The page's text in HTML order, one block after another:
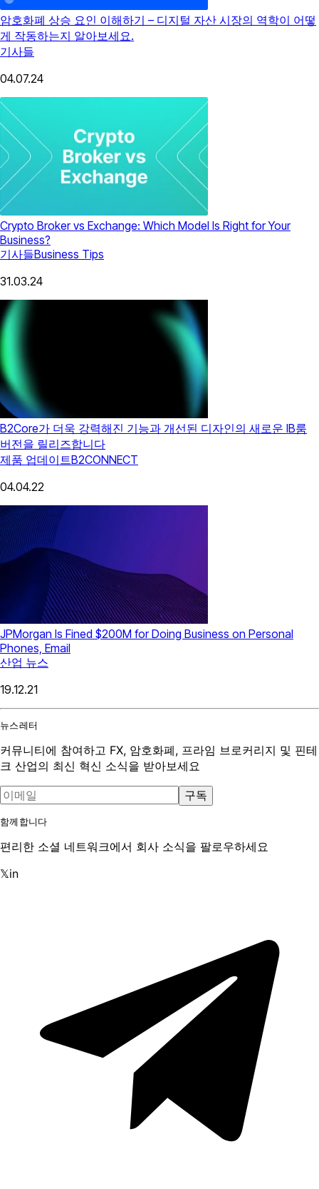
암호화폐 상승 요인 이해하기 – 디지털 자산 시장의 역학이 어떻
게 작동하는지 알아보세요.
기사들
04.07.24
Crypto Broker vs Exchange: Which Model Is Right for Your
Business?
기사들Business Tips
31.03.24
B2Core가 더욱 강력해진 기능과 개선된 디자인의 새로운 IB룸
버전을 릴리즈합니다
제품 업데이트B2CONNECT
04.04.22
JPMorgan Is Fined $200M for Doing Business on Personal
Phones, Email
산업 뉴스
19.12.21
뉴스레터
커뮤니티에 참여하고 FX, 암호화폐, 프라임 브로커리지 및 핀테
크 산업의 최신 혁신 소식을 받아보세요
구독
함께합니다
편리한 소셜 네트워크에서 회사 소식을 팔로우하세요
𝕏in